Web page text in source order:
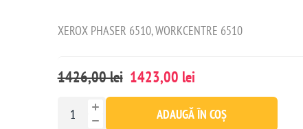
XEROX PHASER 6510, WORKCENTRE 6510
1426,00 lei 1423,00 lei
ADAUGĂ ÎN COȘ